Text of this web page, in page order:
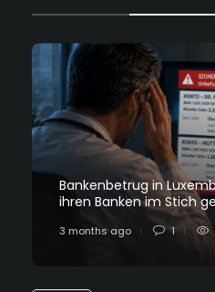
Bankenbetrug in
ihren Banken im Stich
3 months ago 1